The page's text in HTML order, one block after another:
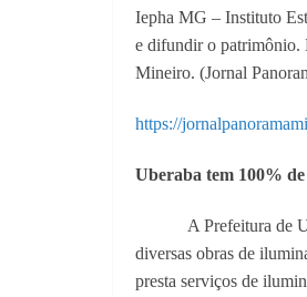
Iepha MG – Instituto
e difundir o patrimônio.
Mineiro. (Jornal
https://
Uberaba tem 100% de
A Prefeitura de
diversas obras de
presta serviços de